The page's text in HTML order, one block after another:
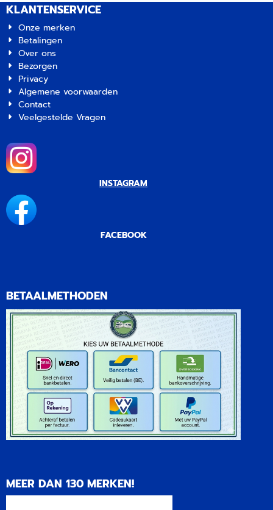
KLANTENSERVICE
Onze merken
Betalingen
Over ons
Bezorgen
Privacy
Algemene voorwaarden
Contact
Veelgestelde Vragen
INSTAGRAM
FACEBOOK
BETAALMETHODEN
MEER DAN 130 MERKEN!